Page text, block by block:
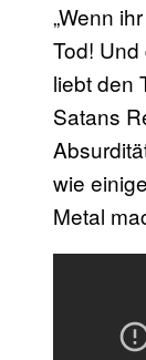
„Wenn
Tod!
liebt den
Satans
wie
Metal